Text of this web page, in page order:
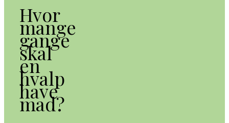
Hvor
mange
gange
skal
en
hvalp
have
mad?